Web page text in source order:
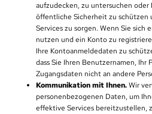
aufzudecken, zu untersuchen oder
öffentliche Sicherheit zu schützen
Services zu sorgen. Wenn Sie sich
nutzen und ein Konto zu
Ihre Kontoanmeldedaten zu
dass Sie Ihren Benutzernamen, Ihr
Zugangsdaten nicht an andere
Kommunikation mit Ihnen.Wir
personenbezogenen Daten, um
effektive Services bereitzustellen,